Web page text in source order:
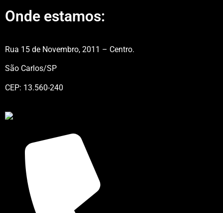
Onde estamos:
Rua 15 de Novembro, 2011 – Centro.
São Carlos/SP
CEP: 13.560-240